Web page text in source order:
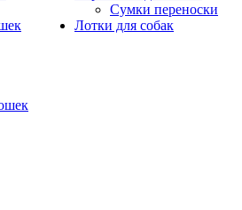
Сумки переноски
Лотки для собак